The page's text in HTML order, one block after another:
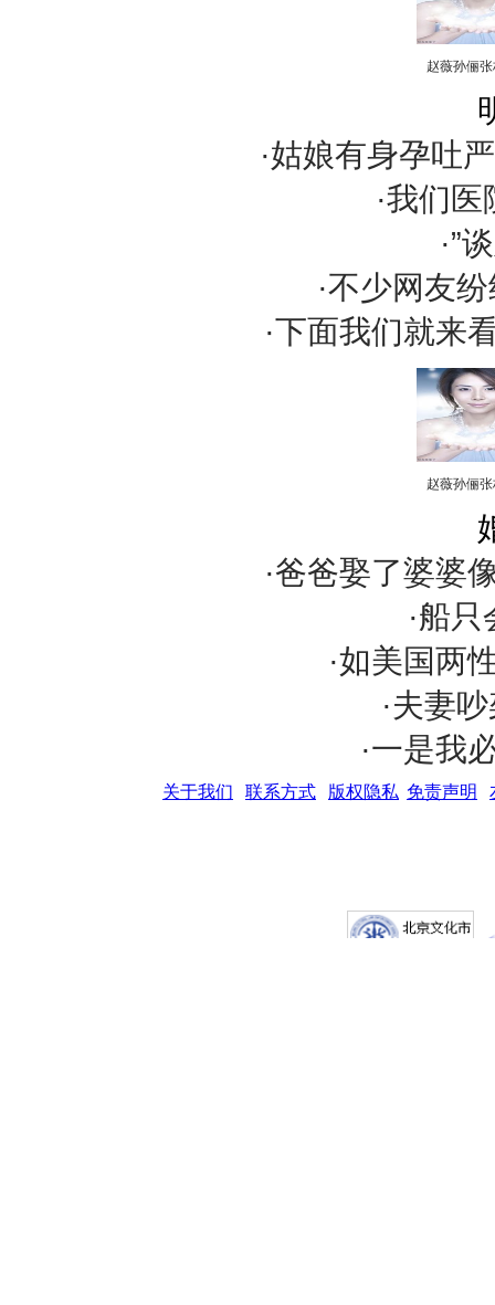
赵薇孙俪
·姑娘有身孕吐
·我们
·”
·不少网友
·下面我们就来
赵薇孙俪
·爸爸娶了婆婆
·船
·如美国两
·夫妻
·一是我